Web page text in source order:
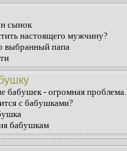
сынок
настоящего мужчину?
выбранный папа
бабушек - огромная проблема.
с бабушками?
бабушкам